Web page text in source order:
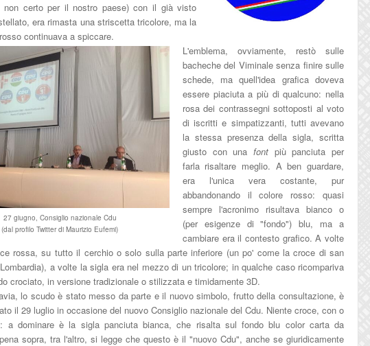
non certo per il nostro paese) con il già visto
era rimasta una striscetta tricolore, ma la
continuava a spiccare.
27 giugno, Consiglio nazionale Cdu
(dal profilo Twitter di Maurizio Eufemi)
L'emblema, ovviamente, restò sulle
bacheche del Viminale senza finire sulle
schede, ma quell'idea grafica doveva
essere piaciuta a più di qualcuno: nella
rosa dei contrassegni sottoposti al voto
di iscritti e simpatizzanti, tutti avevano
la stessa presenza della sigla, scritta
giusto con una fontpiù panciuta per
farla risaltare meglio. A ben guardare,
era l'unica vera costante, pur
abbandonando il colore rosso: quasi
sempre l'acronimo risultava bianco o
(per esigenze di "fondo") blu, ma a
cambiare era il contesto grafico. A volte
rossa, su tutto il cerchio o solo sulla parte inferiore (un po' come la croce di san
a volte la sigla era nel mezzo di un tricolore; in qualche caso ricompariva
crociato, in versione tradizionale o stilizzata e timidamente 3D.
lo scudo è stato messo da parte e il nuovo simbolo, frutto della consultazione, è
il 29 luglio in occasione del nuovo Consiglio nazionale del Cdu. Niente croce, con o
a dominare è la sigla panciuta bianca, che risalta sul fondo blu color carta da
sopra, tra l'altro, si legge che questo è il "nuovo Cdu", anche se giuridicamente